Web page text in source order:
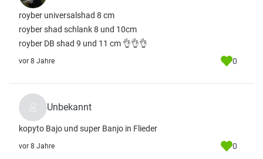
royber universalshad 8 cm
royber shad schlank 8 und 10cm
royber DB shad 9 und 11 cm 👌👌👌
vor 8 Jahre 0
Unbekannt
kopyto Bajo und super Banjo in Flieder
vor 8 Jahre 0